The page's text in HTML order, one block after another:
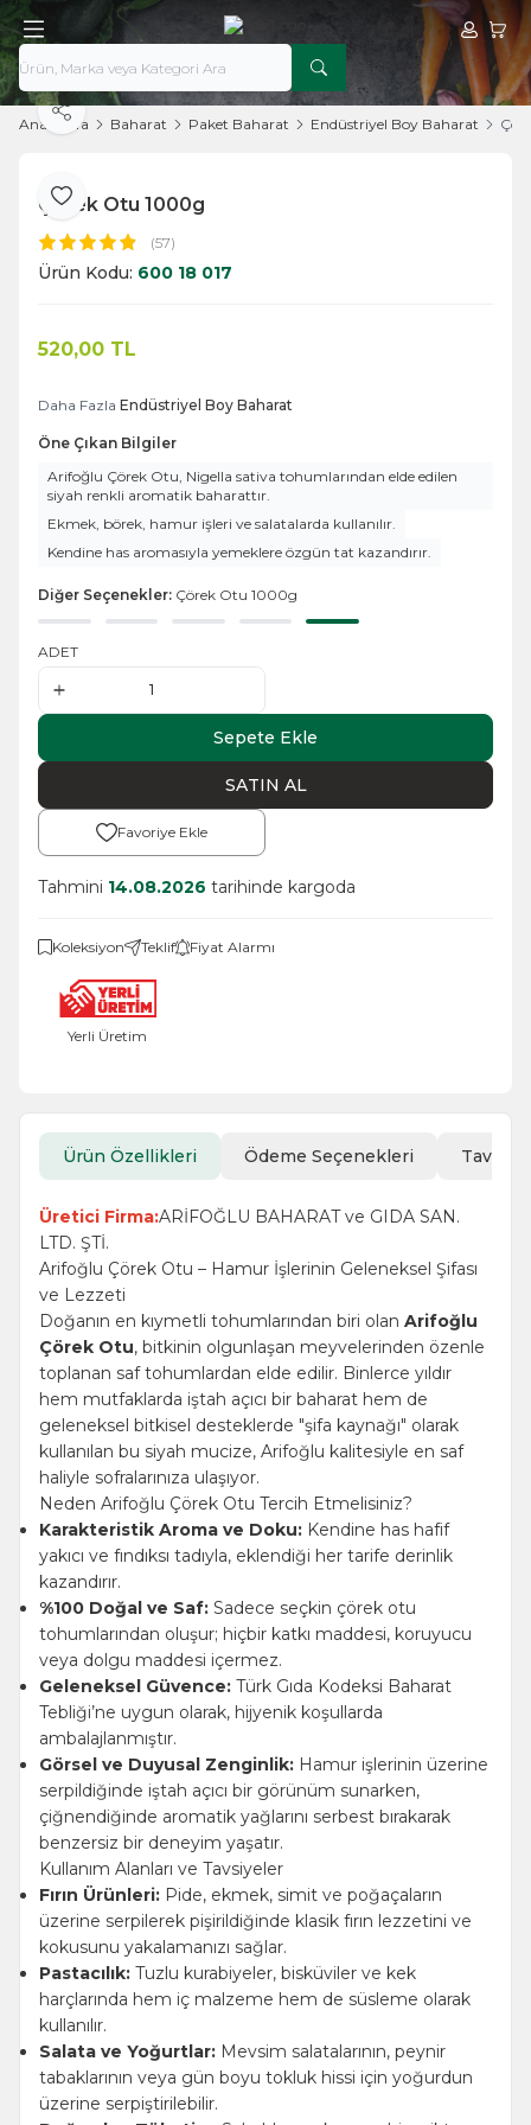
Hesabım
Ana Sayfa Baharat Paket Baharat Endüstriyel Boy Baharat
Favoriye Ekle
Paylaş
Çörek Otu 1000g
(57)
Ürün Kodu: 600 18 017
520,00 TL
Daha Fazla Endüstriyel Boy Baharat
Öne Çıkan Bilgiler
Arifoğlu Çörek Otu, Nigella sativa tohumlarından elde edilen
siyah renkli aromatik baharattır.
Ekmek, börek, hamur işleri ve salatalarda kullanılır.
Kendine has aromasıyla yemeklere özgün tat kazandırır.
Diğer Seçenekler: Çörek Otu 1000g
ADET
Sepete Ekle
SATIN AL
Favoriye Ekle
Tahmini 14.08.2026 tarihinde kargoda
Koleksiyon Teklif Fiyat Alarmı
Yerli Üretim
Ürün Özellikleri Ödeme Seçenekleri Tavsiye
Üretici Firma:ARİFOĞLU BAHARAT ve GIDA SAN.
LTD. ŞTİ.
Arifoğlu Çörek Otu – Hamur İşlerinin Geleneksel Şifası
ve Lezzeti
Doğanın en kıymetli tohumlarından biri olan Arifoğlu
Çörek Otu, bitkinin olgunlaşan meyvelerinden özenle
toplanan saf tohumlardan elde edilir. Binlerce yıldır
hem mutfaklarda iştah açıcı bir baharat hem de
geleneksel bitkisel desteklerde "şifa kaynağı" olarak
kullanılan bu siyah mucize, Arifoğlu kalitesiyle en saf
haliyle sofralarınıza ulaşıyor.
Neden Arifoğlu Çörek Otu Tercih Etmelisiniz?
Karakteristik Aroma ve Doku: Kendine has hafif
yakıcı ve fındıksı tadıyla, eklendiği her tarife derinlik
kazandırır.
%100 Doğal ve Saf: Sadece seçkin çörek otu
tohumlarından oluşur; hiçbir katkı maddesi, koruyucu
veya dolgu maddesi içermez.
Geleneksel Güvence: Türk Gıda Kodeksi Baharat
Tebliği’ne uygun olarak, hijyenik koşullarda
ambalajlanmıştır.
Görsel ve Duyusal Zenginlik: Hamur işlerinin üzerine
serpildiğinde iştah açıcı bir görünüm sunarken,
çiğnendiğinde aromatik yağlarını serbest bırakarak
benzersiz bir deneyim yaşatır.
Kullanım Alanları ve Tavsiyeler
Fırın Ürünleri: Pide, ekmek, simit ve poğaçaların
üzerine serpilerek pişirildiğinde klasik fırın lezzetini ve
kokusunu yakalamanızı sağlar.
Pastacılık: Tuzlu kurabiyeler, bisküviler ve kek
harçlarında hem iç malzeme hem de süsleme olarak
kullanılır.
Salata ve Yoğurtlar: Mevsim salatalarının, peynir
tabaklarının veya gün boyu tokluk hissi için yoğurdun
üzerine serpiştirilebilir.